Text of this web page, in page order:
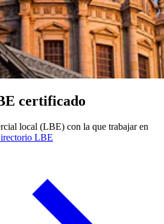
certificado
local (LBE) con la que trabajar en
LBE